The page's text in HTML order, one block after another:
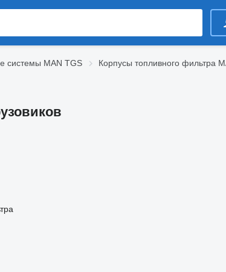
системы MAN TGS
Корпусы топливного фильтра